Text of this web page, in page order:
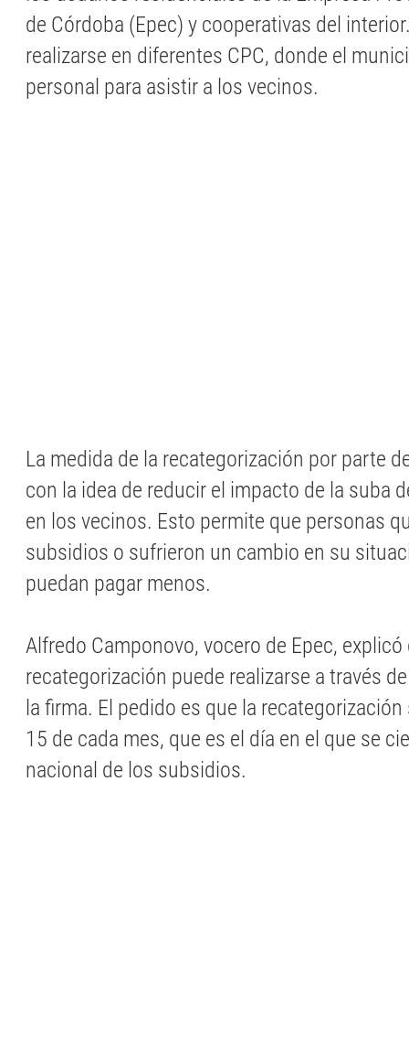
de Córdoba (Epec) y cooperativas del
realizarse en diferentes CPC, donde el
personal para asistir a los vecinos.
La medida de la recategorización por parte
con la idea de reducir el impacto de la suba
en los vecinos. Esto permite que personas
subsidios o sufrieron un cambio en su
puedan pagar menos.
Alfredo Camponovo, vocero de Epec, explicó
recategorización puede realizarse a través
la firma. El pedido es que la
15 de cada mes, que es el día en el que se
nacional de los subsidios.